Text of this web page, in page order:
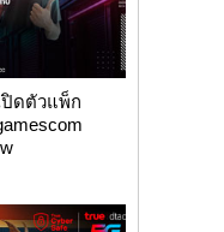
ปิดตัวแพ็ก